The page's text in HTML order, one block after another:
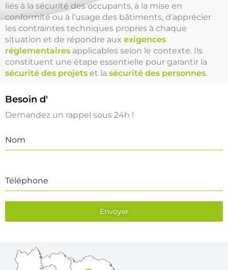
liés à la sécurité des occupants, à la mise en
conformité ou à l’usage des bâtiments, d’apprécier
les contraintes techniques propres à chaque
situation et de répondre aux exigences
réglementaires applicables selon le contexte. Ils
constituent une étape essentielle pour garantir la
sécurité des projets et la sécurité des personnes.
Besoin d'
Demandez un rappel sous 24h !
Nom
Téléphone
Envoyer